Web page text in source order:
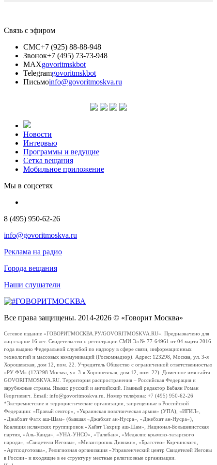
Связь с эфиром
СМС+7 (925) 88-88-948
Звонок+7 (495) 73-73-948
MAXgovoritmskbot
Telegramgovoritmskbot
Письмоinfo@govoritmoskva.ru
Новости
Интервью
Программы и ведущие
Сетка вещания
Мобильное приложение
Мы в соцсетях
8 (495) 950-62-26
info@govoritmoskva.ru
Реклама на радио
Города вещания
Наши слушатели
Все права защищены. 2014-2026 © «Говорит Москва»
Сетевое издание «ГОВОРИТМОСКВА.РУ/GOVORITMOSKVA.RU». Предназначено для
лиц старше 16 лет. Свидетельство о регистрации СМИ Эл № 77-64961 от 04 марта 2016
года выдано Федеральной службой по надзору в сфере связи, информационных
технологий и массовых коммуникаций (Роскомнадзор). Адрес: 123298, Москва, ул. 3-я
Хорошевская, дом 12, пом. 22. Учредитель Общество с ограниченной ответственностью
«РУ ФМ» (123298 Москва, ул. 3-я Хорошевская, дом 12, пом. 22). Доменное имя сайта
GOVORITMOSKVA.RU. Территория распространения – Российская Федерация и
зарубежные страны. Языки: русский и английский. Главный редактор Бабаян Роман
Георгиевич. Email: info@govoritmoskva.ru. Номер телефона: +7 (495) 950-62-26
*Экстремистские и террористические организации, запрещенные в Российской
Федерации: «Правый сектор», «Украинская повстанческая армия» (УПА), «ИГИЛ»,
«Джабхат Фатх аш-Шам» (бывшая «Джабхат ан-Нусра», «Джебхат ан-Нусра»),
Коалиция исламских группировок «Хайят Тахрир аш-Шам», Национал-Большевистская
партия, «Аль-Каида», «УНА-УНСО», «Талибан», «Меджлис крымско-татарского
народа», «Свидетели Иеговы», «Мизантропик Дивижн», «Братство» Корчинского,
«Артподготовка», Религиозная организация «Управленческий центр Свидетелей Иеговы
в России» и входящие в ее структуру местные религиозные организации.